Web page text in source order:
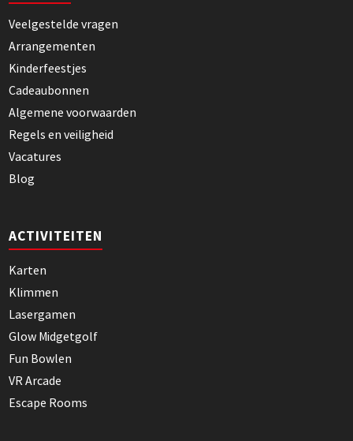
Veelgestelde vragen
Arrangementen
Kinderfeestjes
Cadeaubonnen
Algemene voorwaarden
Regels en veiligheid
Vacatures
Blog
ACTIVITEITEN
Karten
Klimmen
Lasergamen
Glow Midgetgolf
Fun Bowlen
VR Arcade
Escape Rooms